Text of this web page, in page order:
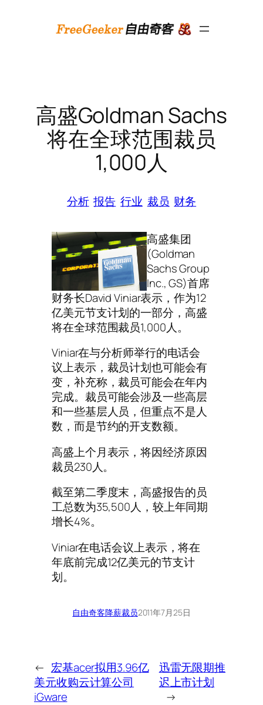
高盛Goldman Sachs
将在全球范围裁员
1,000人
分析 报告 行业 裁员 财务
高盛集团
(Goldman
Sachs Group
Inc., GS)首席
财务长David Viniar表示，作为12
亿美元节支计划的一部分，高盛
将在全球范围裁员1,000人。
Viniar在与分析师举行的电话会
议上表示，裁员计划也可能会有
变，补充称，裁员可能会在年内
完成。裁员可能会涉及一些高层
和一些基层人员，但重点不是人
数，而是节约的开支数额。
高盛上个月表示，将因经济原因
裁员230人。
截至第二季度末，高盛报告的员
工总数为35,500人，较上年同期
增长4%。
Viniar在电话会议上表示，将在
年底前完成12亿美元的节支计
划。
自由奇客降薪裁员2011年7月25日
← 宏基acer拟用3.96亿
美元收购云计算公司
iGware
迅雷无限期推
迟上市计划
→